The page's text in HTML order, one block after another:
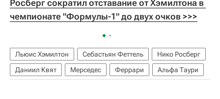
Росберг сократил отставание от Хэмилтона в
чемпионате "Формулы-1" до двух очков >>>
Льюис Хэмилтон Себастьян Феттель
Нико Росберг
Даниил Квят
Мерседес Феррари Альфа Таури